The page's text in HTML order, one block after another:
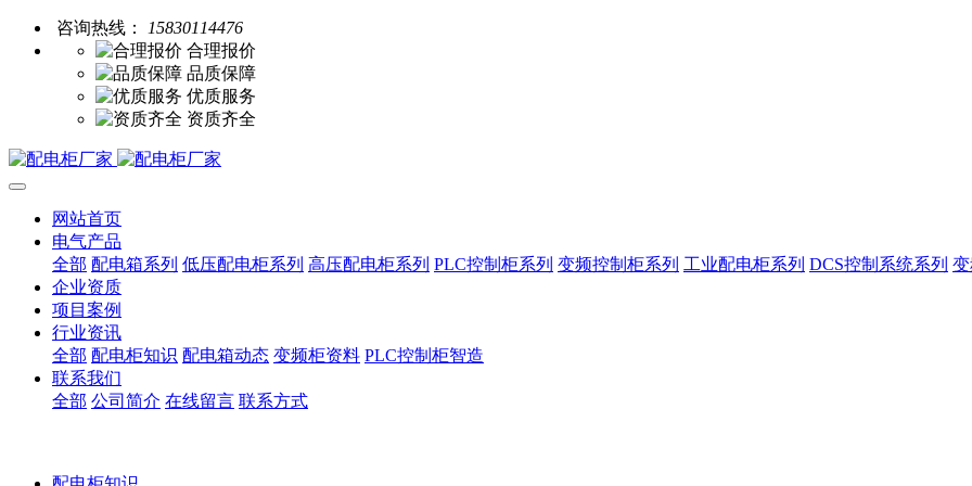
咨询热线：
15830114476
合理报价
品质保障
优质服务
资质齐全
网站首页
电气产品
全部 配电箱系列 低压配电柜系列 高压配电柜系列 PLC控制柜系列 变频控制柜系列 工业配电柜系列 DCS控制系统系列
企业资质
项目案例
行业资讯
全部 配电柜知识 配电箱动态 变频柜资料 PLC控制柜智造
联系我们
全部 公司简介 在线留言 联系方式